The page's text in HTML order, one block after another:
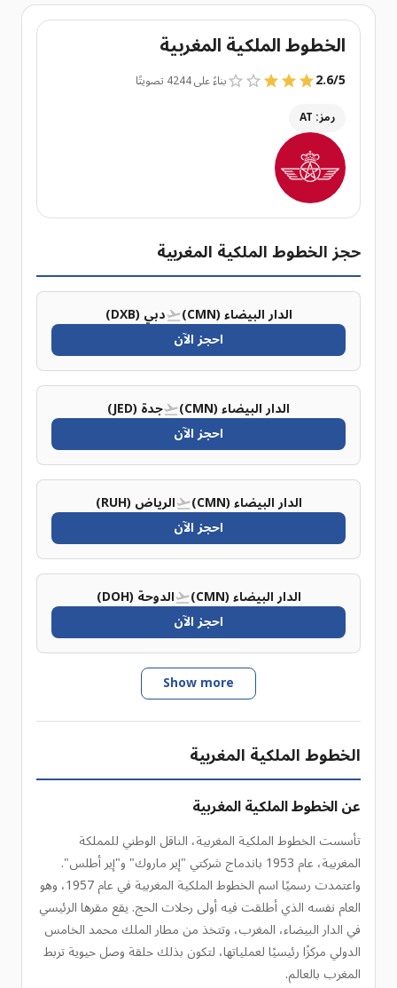
الخطوط الملكية المغربية
2.6/5
بناءً على 4244 تصويتًا
رمز: AT
حجز الخطوط الملكية المغربية
الدار البيضاء (CMN)
دبي (DXB)
احجز الآن
الدار البيضاء (CMN)
جدة (JED)
احجز الآن
الدار البيضاء (CMN)
الرياض (RUH)
احجز الآن
الدار البيضاء (CMN)
الدوحة (DOH)
احجز الآن
Show more
الخطوط الملكية المغربية
عن الخطوط الملكية المغربية
تأسست الخطوط الملكية المغربية، الناقل الوطني للمملكة
المغربية، عام 1953 باندماج شركتي "إير ماروك" و"إير أطلس".
واعتمدت رسميًا اسم الخطوط الملكية المغربية في عام 1957، وهو
العام نفسه الذي أطلقت فيه أولى رحلات الحج. يقع مقرها الرئيسي
في الدار البيضاء، المغرب، وتتخذ من مطار الملك محمد الخامس
الدولي مركزًا رئيسيًا لعملياتها، لتكون بذلك حلقة وصل حيوية تربط
المغرب بالعالم.